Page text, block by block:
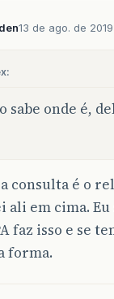
13 de ago. de 2019
sabe onde é,
a consulta é o
ali em cima.
faz isso e se
forma.